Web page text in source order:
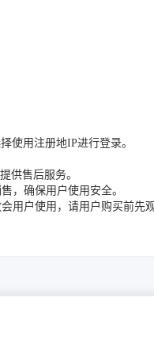
使用注册地IP进行登录。
供售后服务。
，确保用户使用安全。
用户使用，请用户购买前先